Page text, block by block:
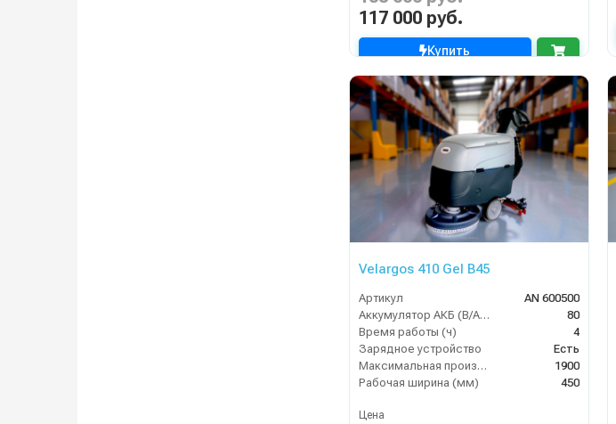
117 000 руб.
Купить
Velargos 410 Gel B45
Артикул
AN 600500
Аккумулятор АКБ (В/А·ч)
80
Время работы (ч)
4
Зарядное устройство
Есть
Максимальная производительность (кв.м/час)
1900
Рабочая ширина (мм)
450
Цена